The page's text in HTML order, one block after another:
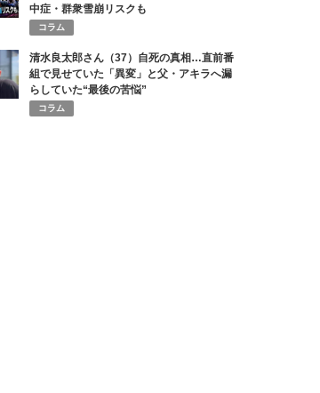
中症・群衆雪崩リスクも
コラム
清水良太郎さん（37）自死の真相…直前番
組で見せていた「異変」と父・アキラへ漏
らしていた“最後の苦悩”
コラム